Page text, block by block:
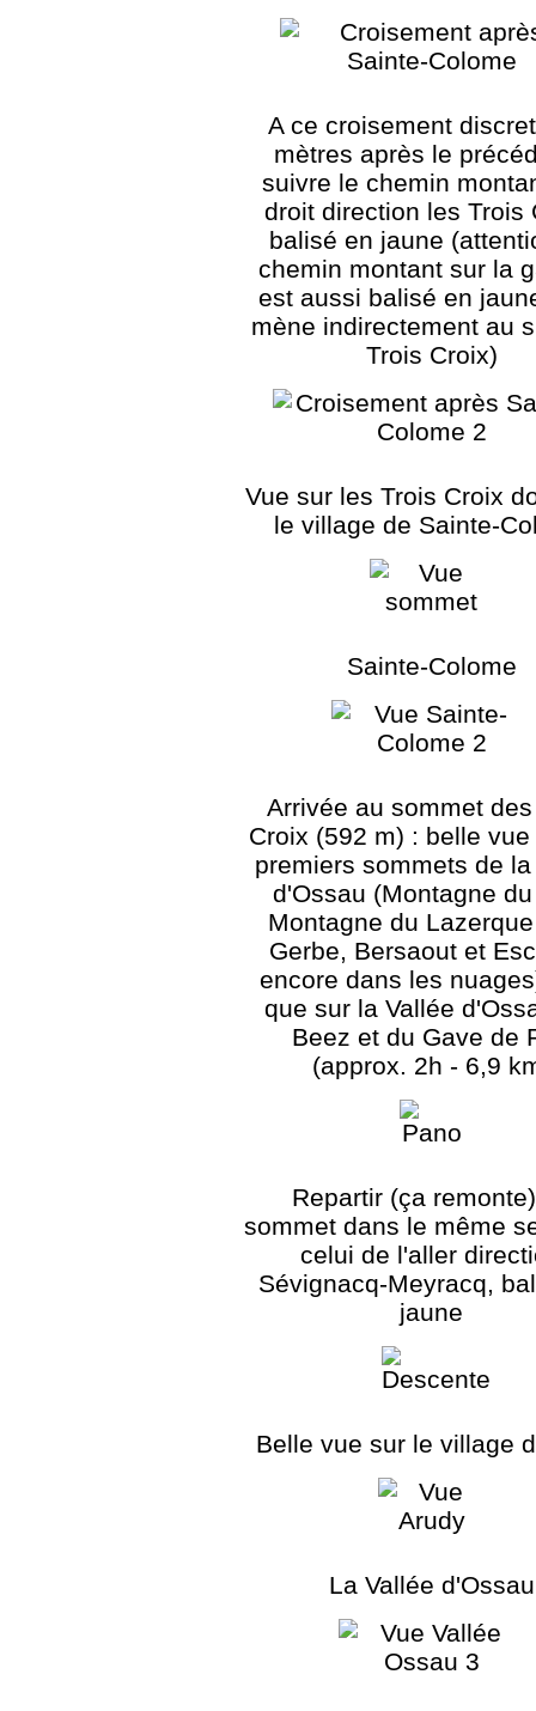
A ce croisement
mètres après le
suivre le chemin
droit direction les Trois
balisé en jaune
chemin montant sur la
est aussi balisé en
mène indirectement au
Trois Croix)
Vue sur les Trois Croix
le village de Sainte-
Sainte-Colome
Arrivée au sommet
Croix (592 m) : belle
premiers sommets de la
d'Ossau (Montagne
Montagne du
Gerbe, Bersaout et
encore dans les
que sur la Vallée
Beez et du Gave de
(approx. 2h - 6,9
Repartir (ça
sommet dans le même
celui de l'aller
Sévignacq-Meyracq,
jaune
Belle vue sur le village
La Vallée d'Ossau